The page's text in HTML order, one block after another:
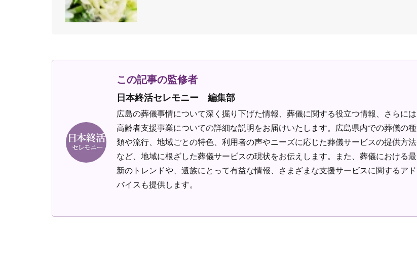
この記事の監修者
日本終活セレモニー 編集部
広島の葬儀事情について深く掘り下げた情報、葬儀に関する役立つ情報、さらには
高齢者支援事業についての詳細な説明をお届けいたします。広島県内での葬儀の種
類や流行、地域ごとの特色、利用者の声やニーズに応じた葬儀サービスの提供方法
など、地域に根ざした葬儀サービスの現状をお伝えします。また、葬儀における最
新のトレンドや、遺族にとって有益な情報、さまざまな支援サービスに関するアド
バイスも提供します。